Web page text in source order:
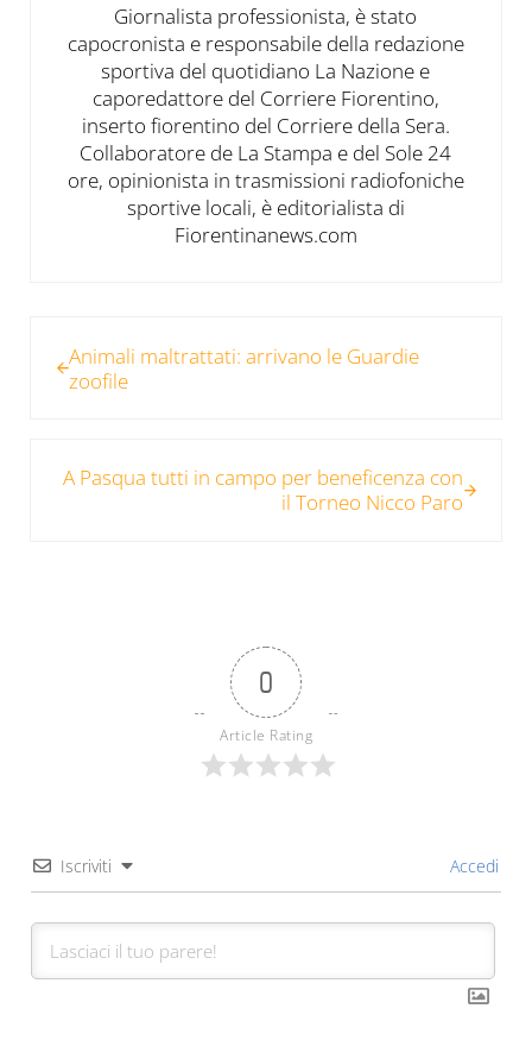
Giornalista professionista, è stato
capocronista e responsabile della redazione
sportiva del quotidiano La Nazione e
caporedattore del Corriere Fiorentino,
inserto fiorentino del Corriere della Sera.
Collaboratore de La Stampa e del Sole 24
ore, opinionista in trasmissioni radiofoniche
sportive locali, è editorialista di
Fiorentinanews.com
Animali maltrattati: arrivano le Guardie
zoofile
A Pasqua tutti in campo per beneficenza con
il Torneo Nicco Paro
0
Article Rating
Iscriviti Accedi